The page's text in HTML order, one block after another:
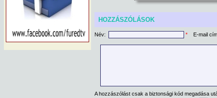
HOZZÁSZÓLÁSOK
Név: * E-mail
A hozzászólást csak a biztonsági kód megadása